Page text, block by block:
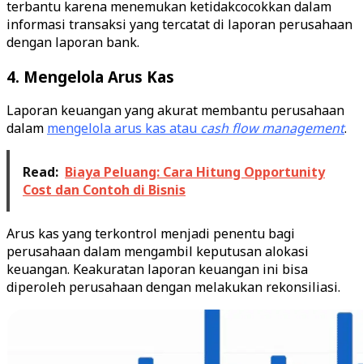
terbantu karena menemukan ketidakcocokkan dalam
informasi transaksi yang tercatat di laporan perusahaan
dengan laporan bank.
4. Mengelola Arus Kas
Laporan keuangan yang akurat membantu perusahaan
dalam mengelola arus kas atau cash flow management.
Read: Biaya Peluang: Cara Hitung Opportunity
Cost dan Contoh di Bisnis
Arus kas yang terkontrol menjadi penentu bagi
perusahaan dalam mengambil keputusan alokasi
keuangan. Keakuratan laporan keuangan ini bisa
diperoleh perusahaan dengan melakukan rekonsiliasi.